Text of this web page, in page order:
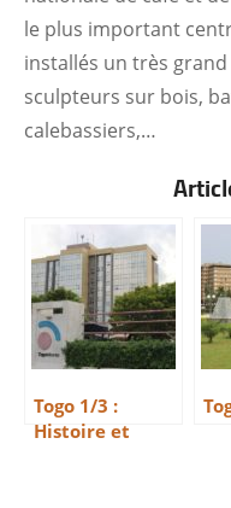
le plus important
installés un très
sculpteurs sur bois,
calebassiers,…
Togo 1/3 :
Histoire et